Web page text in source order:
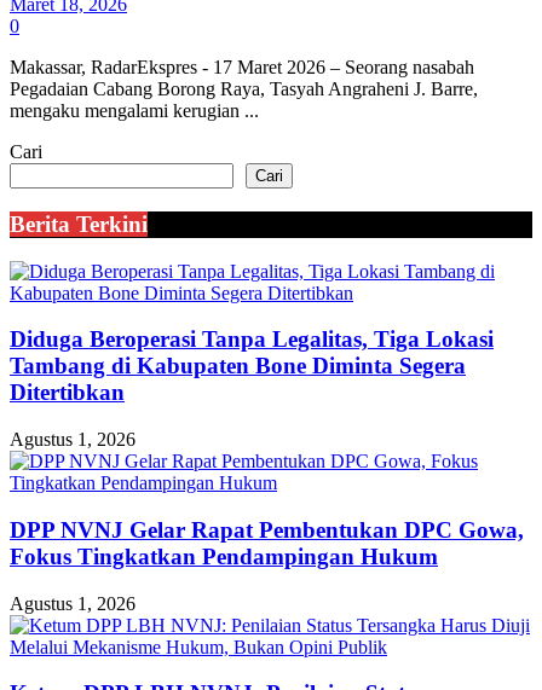
Maret 18, 2026
0
Makassar, RadarEkspres - 17 Maret 2026 – Seorang nasabah
Pegadaian Cabang Borong Raya, Tasyah Angraheni J. Barre,
mengaku mengalami kerugian ...
Cari
Cari
Berita Terkini
Diduga Beroperasi Tanpa Legalitas, Tiga Lokasi
Tambang di Kabupaten Bone Diminta Segera
Ditertibkan
Agustus 1, 2026
DPP NVNJ Gelar Rapat Pembentukan DPC Gowa,
Fokus Tingkatkan Pendampingan Hukum
Agustus 1, 2026